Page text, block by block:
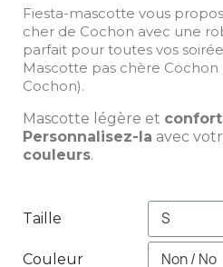
Fiesta-mascotte vous
cher de Cochon avec une
parfait pour toutes vos
Mascotte pas chère
Cochon).
Mascotte légère et
Personnalisez-la avec
couleurs.
Taille
Couleur